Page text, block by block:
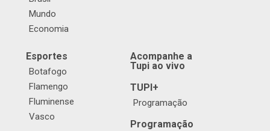
Mundo
Economia
Esportes
Botafogo
Flamengo
Fluminense
Vasco
Acompanhe a
Tupi ao vivo
TUPI+
Programação
Programação